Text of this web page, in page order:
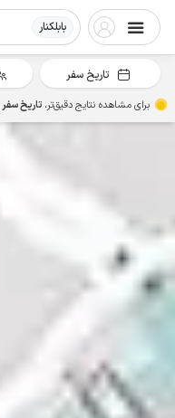
بابلکنار
تاریخ سفر
برای مشاهده نتایج دقیق‌تر، تاریخ سفر